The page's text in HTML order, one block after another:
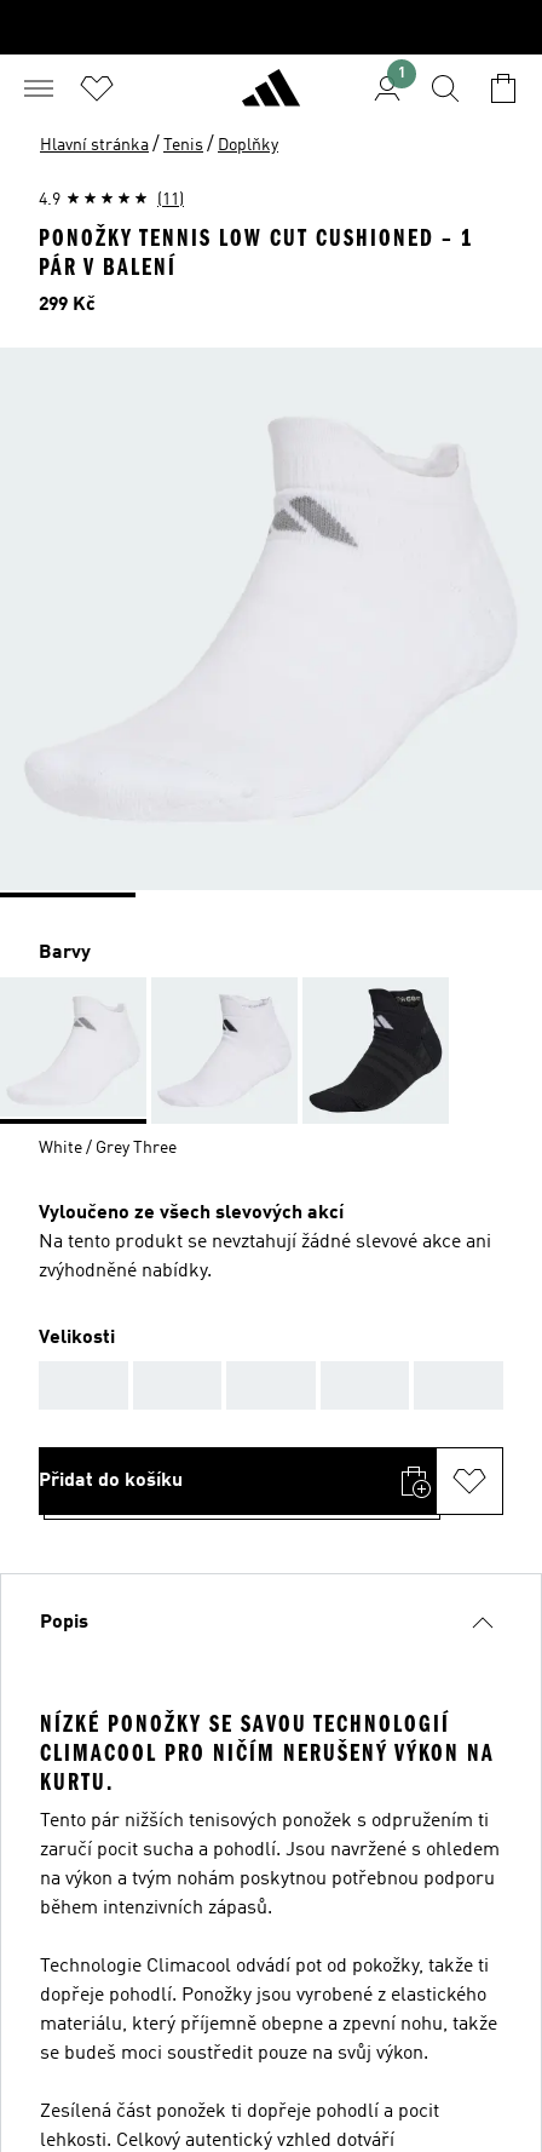
1
Hlavní stránka / Tenis / Doplňky
4.9 (11)
PONOŽKY TENNIS LOW CUT CUSHIONED – 1
PÁR V BALENÍ
Cena
299 Kč
Barvy
White / Grey Three
Vyloučeno ze všech slevových akcí
Na tento produkt se nevztahují žádné slevové akce ani
zvýhodněné nabídky.
Velikosti
Přidat do košíku
Popis
NÍZKÉ PONOŽKY SE SAVOU TECHNOLOGIÍ
CLIMACOOL PRO NIČÍM NERUŠENÝ VÝKON NA
KURTU.
Tento pár nižších tenisových ponožek s odpružením ti
zaručí pocit sucha a pohodlí. Jsou navržené s ohledem
na výkon a tvým nohám poskytnou potřebnou podporu
během intenzivních zápasů.
Technologie Climacool odvádí pot od pokožky, takže ti
dopřeje pohodlí. Ponožky jsou vyrobené z elastického
materiálu, který příjemně obepne a zpevní nohu, takže
se budeš moci soustředit pouze na svůj výkon.
Zesílená část ponožek ti dopřeje pohodlí a pocit
lehkosti. Celkový autentický vzhled dotváří